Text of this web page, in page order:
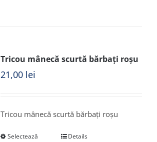
Tricou mânecă scurtă bărbați roșu
21,00 lei
Tricou mânecă scurtă bărbați roșu
Selectează
Details